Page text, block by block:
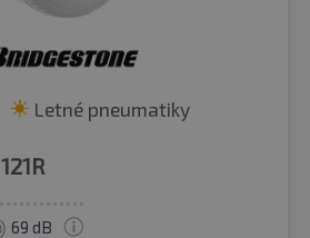
Letné pneumatiky
121R
69 dB